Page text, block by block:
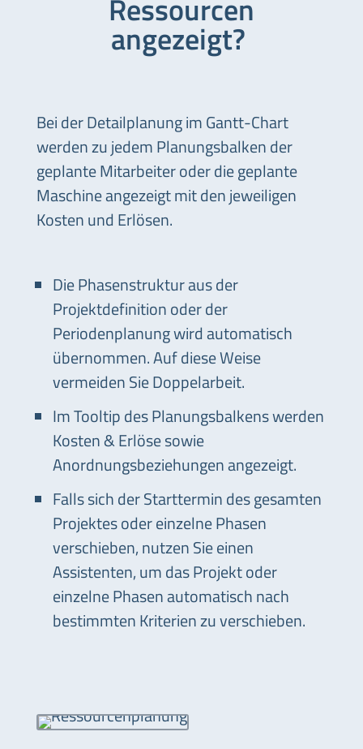
Ressourcen
angezeigt?
Bei der Detailplanung im Gantt-Chart
werden zu jedem Planungsbalken der
geplante Mitarbeiter oder die geplante
Maschine angezeigt mit den jeweiligen
Kosten und Erlösen.
Die Phasenstruktur aus der
Projektdefinition oder der
Periodenplanung wird automatisch
übernommen. Auf diese Weise
vermeiden Sie Doppelarbeit.
Im Tooltip des Planungsbalkens werden
Kosten & Erlöse sowie
Anordnungsbeziehungen angezeigt.
Falls sich der Starttermin des gesamten
Projektes oder einzelne Phasen
verschieben, nutzen Sie einen
Assistenten, um das Projekt oder
einzelne Phasen automatisch nach
bestimmten Kriterien zu verschieben.